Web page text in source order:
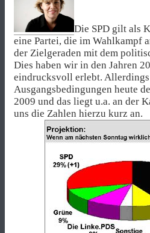
Die SPD gilt als
eine Partei, die im Wahlkampf
der Zielgeraden mit dem
Dies haben wir in den Jahren
eindrucksvoll erlebt.
Ausgangsbedingungen heute
2009 und das liegt u.a. an der
uns die Zahlen hierzu kurz an.